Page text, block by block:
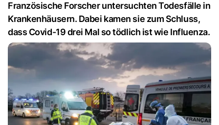
Französische Forscher untersuchten Todesfälle in
Krankenhäusern. Dabei kamen sie zum Schluss,
dass Covid-19 drei Mal so tödlich ist wie Influenza.